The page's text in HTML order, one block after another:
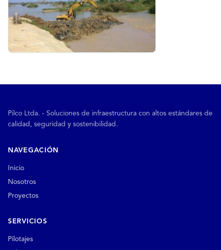
Pilco Ltda. - Soluciones de infraestructura con altos estándares de
calidad, seguridad y sostenibilidad.
NAVEGACIÓN
Inicio
Nosotros
Proyectos
SERVICIOS
Pilotajes